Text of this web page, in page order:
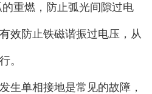
重燃，防止弧光间隙过电
效防止铁磁谐振过电压，从
。
单相接地是常见的故障，